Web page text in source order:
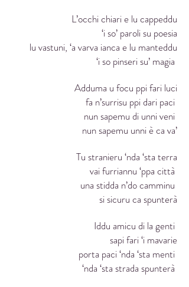
L’occhi chiari e lu cappeddu
‘i so’ paroli su poesia
lu vastuni, ‘a varva ianca e lu manteddu
‘i so pinseri su’ magia
Adduma u focu ppi fari luci
fa n’surrisu ppi dari paci
nun sapemu di unni veni
nun sapemu unni è ca va’
Tu stranieru ‘nda ‘sta terra
vai furriannu ‘ppa città
una stidda n’do camminu
si sicuru ca spunterà
Iddu amicu di la genti
sapi fari ‘i mavarie
porta paci ‘nda ‘sta menti
‘nda ‘sta strada spunterà